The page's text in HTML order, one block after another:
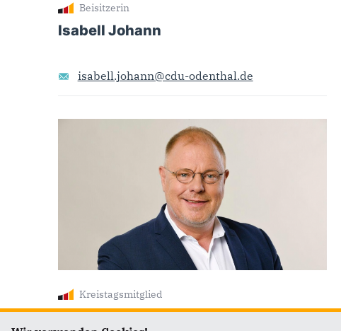
Beisitzerin
Isabell Johann
isabell.johann@cdu-odenthal.de
Kreistagsmitglied
Johannes Dünner